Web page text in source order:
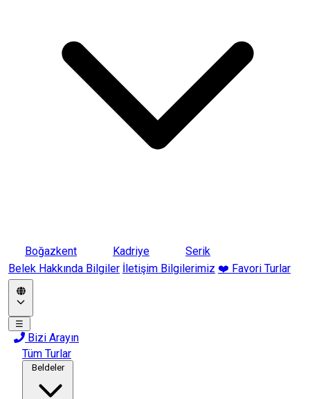
Boğazkent Kadriye
Serik
Belek Hakkında Bilgiler İletişim Bilgilerimiz ❤️ Favori Turlar
☰
Bizi Arayın
Tüm Turlar
Beldeler